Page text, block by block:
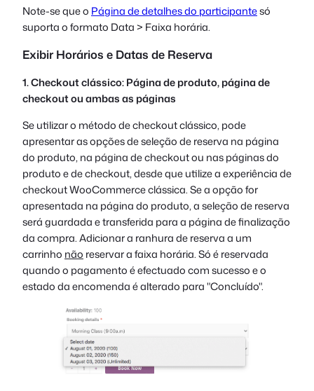
Note-se que o Página de detalhes do participantesó
suporta o formato Data > Faixa horária.
Exibir Horários e Datas de Reserva
1. Checkout clássico: Página de produto, página de
checkout ou ambas as páginas
Se utilizar o método de checkout clássico, pode
apresentar as opções de seleção de reserva na página
do produto, na página de checkout ou nas páginas do
produto e de checkout, desde que utilize a experiência de
checkout WooCommerce clássica. Se a opção for
apresentada na página do produto, a seleção de reserva
será guardada e transferida para a página de finalização
da compra. Adicionar a ranhura de reserva a um
carrinho não reservar a faixa horária. Só é reservada
quando o pagamento é efectuado com sucesso e o
estado da encomenda é alterado para "Concluído".